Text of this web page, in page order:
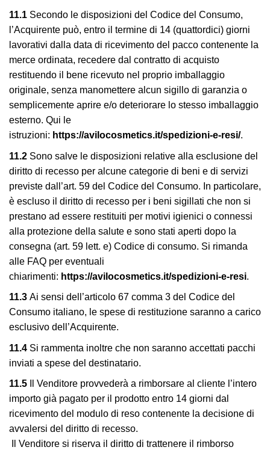
11.1 Secondo le disposizioni del Codice del Consumo,
l’Acquirente può, entro il termine di 14 (quattordici) giorni
lavorativi dalla data di ricevimento del pacco contenente la
merce ordinata, recedere dal contratto di acquisto
restituendo il bene ricevuto nel proprio imballaggio
originale, senza manomettere alcun sigillo di garanzia o
semplicemente aprire e/o deteriorare lo stesso imballaggio
esterno. Qui le
istruzioni: https://avilocosmetics.it/spedizioni-e-resi/.
11.2 Sono salve le disposizioni relative alla esclusione del
diritto di recesso per alcune categorie di beni e di servizi
previste dall’art. 59 del Codice del Consumo. In particolare,
è escluso il diritto di recesso per i beni sigillati che non si
prestano ad essere restituiti per motivi igienici o connessi
alla protezione della salute e sono stati aperti dopo la
consegna (art. 59 lett. e) Codice di consumo. Si rimanda
alle FAQ per eventuali
chiarimenti: https://avilocosmetics.it/spedizioni-e-resi.
11.3 Ai sensi dell’articolo 67 comma 3 del Codice del
Consumo italiano, le spese di restituzione saranno a carico
esclusivo dell’Acquirente.
11.4 Si rammenta inoltre che non saranno accettati pacchi
inviati a spese del destinatario.
11.5 Il Venditore provvederà a rimborsare al cliente l’intero
importo già pagato per il prodotto entro 14 giorni dal
ricevimento del modulo di reso contenente la decisione di
avvalersi del diritto di recesso.
Il Venditore si riserva il diritto di trattenere il rimborso